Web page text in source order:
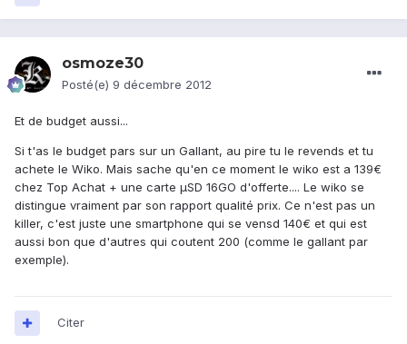
osmoze30
Posté(e) 9 décembre 2012
Et de budget aussi...
Si t'as le budget pars sur un Gallant, au pire tu le revends et tu
achete le Wiko. Mais sache qu'en ce moment le wiko est a 139€
chez Top Achat + une carte µSD 16GO d'offerte.... Le wiko se
distingue vraiment par son rapport qualité prix. Ce n'est pas un
killer, c'est juste une smartphone qui se vensd 140€ et qui est
aussi bon que d'autres qui coutent 200 (comme le gallant par
exemple).
Citer